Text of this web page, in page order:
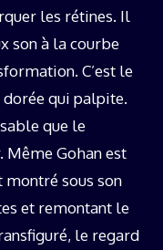
les rétines. Il
son à la courbe
C’est le
qui palpite.
que le
Même Gohan est
montré sous son
et remontant le
le regard